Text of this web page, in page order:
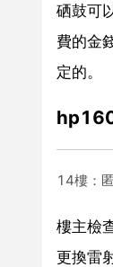
硒鼓可
費的金
定的。
14樓：
樓主檢
更換雷